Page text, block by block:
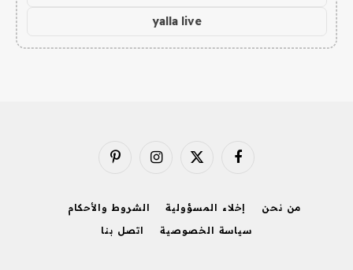
yalla live
فيسبوك X
الانستغرامبينتيريست
من نحن إخلاء المسؤولية
الشروط والأحكام
سياسة الخصوصية
اتصل بنا